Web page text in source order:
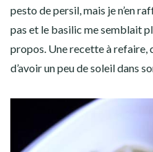
pesto de persil, mais je n’en
pas et le basilic me semblait
propos. Une recette à refaire,
d’avoir un peu de soleil dans